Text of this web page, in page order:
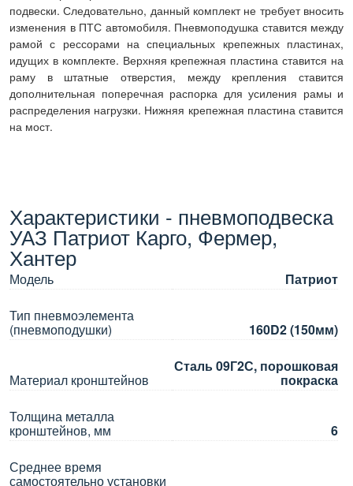
подвески. Следовательно, данный комплект не требует вносить
изменения в ПТС автомобиля. Пневмоподушка ставится между
рамой с рессорами на специальных крепежных пластинах,
идущих в комплекте. Верхняя крепежная пластина ставится на
раму в штатные отверстия, между крепления ставится
дополнительная поперечная распорка для усиления рамы и
распределения нагрузки. Нижняя крепежная пластина ставится
на мост.
Характеристики - пневмоподвеска
УАЗ Патриот Карго, Фермер,
Хантер
Модель
Патриот
Тип пневмоэлемента
(пневмоподушки) 160D2 (150мм)
Материал кронштейнов
Сталь 09Г2С, порошковая
покраска
Толщина металла
кронштейнов, мм
6
Среднее время
самостоятельно установки